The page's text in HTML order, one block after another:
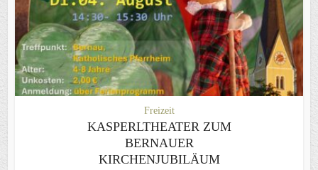
Freizeit
KASPERLTHEATER ZUM
BERNAUER
KIRCHENJUBILÄUM